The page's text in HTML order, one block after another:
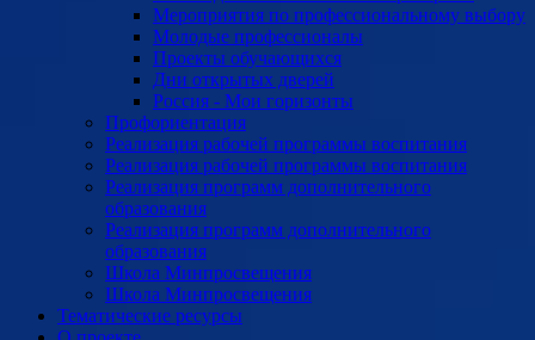
Мероприятия по профессиональному выбору
Молодые профессионалы
Проекты обучающихся
Дни открытых дверей
Россия - Мои горизонты
Профориентация
Реализация рабочей программы воспитания
Реализация рабочей программы воспитания
Реализация программ дополнительного
образования
Реализация программ дополнительного
образования
Школа Минпросвещения
Школа Минпросвещения
Тематические ресурсы